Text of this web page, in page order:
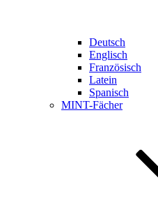
Deutsch
Englisch
Französisch
Latein
Spanisch
MINT-Fächer